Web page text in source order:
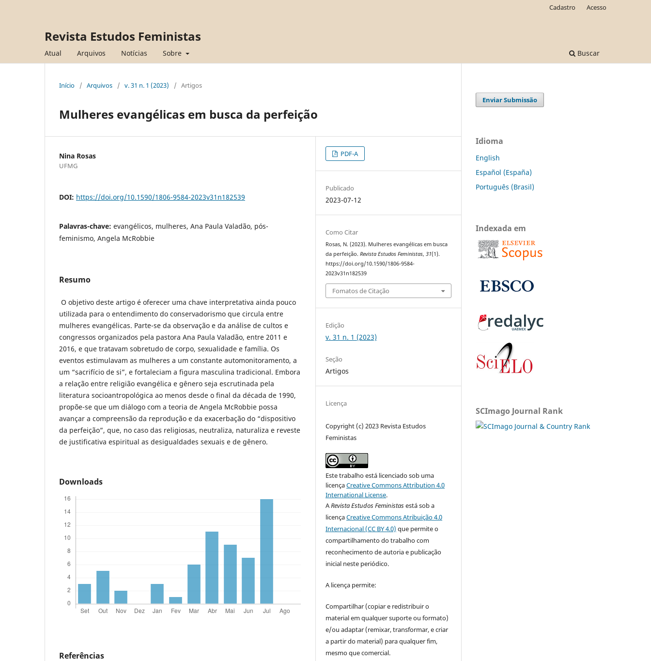
Revista Estudos Feministas
Atual Arquivos Notícias Sobre Buscar
Cadastro Acesso
Início / Arquivos / v. 31 n. 1 (2023) / Artigos
Mulheres evangélicas em busca da perfeição
Nina Rosas
UFMG
DOI: https://doi.org/10.1590/1806-9584-2023v31n182539
Palavras-chave: evangélicos, mulheres, Ana Paula Valadão, pós-
feminismo, Angela McRobbie
Resumo
O objetivo deste artigo é oferecer uma chave interpretativa ainda pouco
utilizada para o entendimento do conservadorismo que circula entre
mulheres evangélicas. Parte-se da observação e da análise de cultos e
congressos organizados pela pastora Ana Paula Valadão, entre 2011 e
2016, e que tratavam sobretudo de corpo, sexualidade e família. Os
eventos estimulavam as mulheres a um constante automonitoramento, a
um “sacrifício de si”, e fortaleciam a figura masculina tradicional. Embora
a relação entre religião evangélica e gênero seja escrutinada pela
literatura socioantropológica ao menos desde o final da década de 1990,
propõe-se que um diálogo com a teoria de Angela McRobbie possa
avançar a compreensão da reprodução e da exacerbação do “dispositivo
da perfeição”, que, no caso das religiosas, neutraliza, naturaliza e reveste
de justificativa espiritual as desigualdades sexuais e de gênero.
Downloads
Referências
PDF-A
Publicado
2023-07-12
Como Citar
Rosas, N. (2023). Mulheres evangélicas em busca
da perfeição.Revista Estudos Feministas,31(1).
https://doi.org/10.1590/1806-9584-
2023v31n182539
Fomatos de Citação
Edição
v. 31 n. 1 (2023)
Seção
Artigos
Licença
Copyright (c) 2023 Revista Estudos
Feministas
Este trabalho está licenciado sob uma
licençaCreative Commons Attribution 4.0
International License.
ARevista Estudos Feministasestá sob a
licençaCreative Commons Atribuição 4.0
Internacional (CC BY 4.0) que permite o
compartilhamento do trabalho com
reconhecimento de autoria e publicação
inicial neste periódico.
A licença permite:
Compartilhar (copiar e redistribuir o
material em qualquer suporte ou formato)
e/ou adaptar (remixar, transformar, e criar
a partir do material) para qualquer fim,
mesmo que comercial.
Enviar Submissão
Idioma
English
Español (España)
Português (Brasil)
Indexada em
SCImago Journal Rank